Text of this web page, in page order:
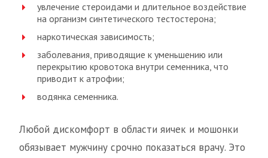
увлечение стероидами и длительное воздействие
на организм синтетического тестостерона;
наркотическая зависимость;
заболевания, приводящие к уменьшению или
перекрытию кровотока внутри семенника, что
приводит к атрофии;
водянка семенника.
Любой дискомфорт в области яичек и мошонки
обязывает мужчину срочно показаться врачу. Это